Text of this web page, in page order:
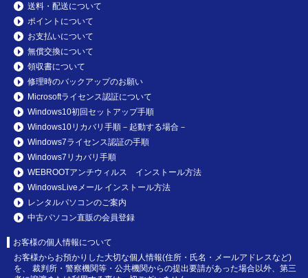
送料・配送について
ポイントについて
お支払いについて
無償交換について
領収書について
修理時のバックアップのお願い
Microsoftライセンス認証について
Windows10初回セットアップ手順
Windows10リカバリ手順－起動する場合－
Windows7ライセンス認証の手順
Windows7リカバリ手順
WEBROOTアンチウィルス インストール方法
WindowsLiveメール インストール方法
レンタルパソコンのご案内
中古パソコン直販の会員登録
お客様の個人情報について
お客様からお預かりした大切な個人情報(住所・氏名・メールアドレスなど)
を、 裁判所・警察機関等・公共機関からの提出要請があった場合以外、第三